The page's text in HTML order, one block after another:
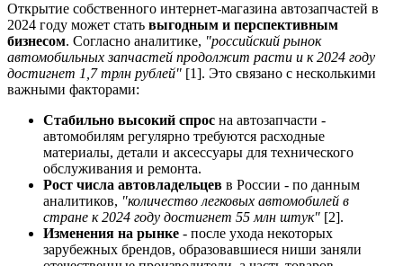
Открытие собственного интернет-магазина автозапчастей в
2024 году может стать выгодным и перспективным
бизнесом. Согласно аналитике, "российский рынок
автомобильных запчастей продолжит расти и к 2024 году
достигнет 1,7 трлн рублей" [1]. Это связано с несколькими
важными факторами:
Стабильно высокий спрос на автозапчасти -
автомобилям регулярно требуются расходные
материалы, детали и аксессуары для технического
обслуживания и ремонта.
Рост числа автовладельцев в России - по данным
аналитиков, "количество легковых автомобилей в
стране к 2024 году достигнет 55 млн штук" [2].
Изменения на рынке - после ухода некоторых
зарубежных брендов, образовавшиеся ниши заняли